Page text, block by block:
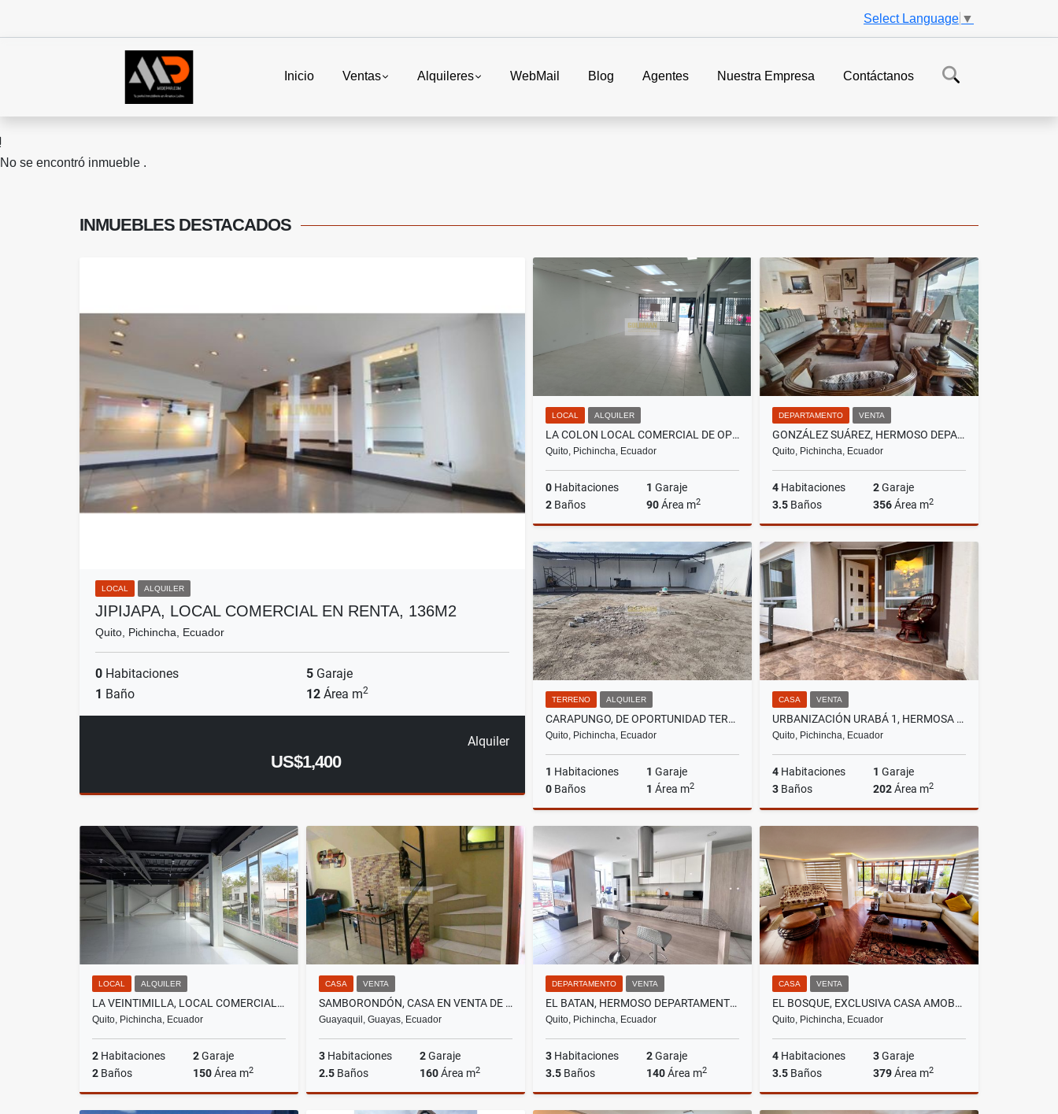
Select Language ▼
Inicio Ventas Alquileres WebMail Blog Agentes Nuestra Empresa Contáctanos
No se encontró inmueble .
INMUEBLES DESTACADOS
LOCAL ALQUILER
JIPIJAPA, LOCAL COMERCIAL EN RENTA, 136M2
Quito, Pichincha, Ecuador
0 Habitaciones 5 Garaje
1 Baño 12 Área m2
Alquiler
US$1,400
LOCAL ALQUILER
LA COLON LOCAL COMERCIAL DE OPORTUNIDAD EN RENTA, 90M2
Quito, Pichincha, Ecuador
0 Habitaciones 1 Garaje
2 Baños 90Área m2
Alquiler
US$900
DEPARTAMENTO VENTA
GONZÁLEZ SUÁREZ, HERMOSO DEPARTAMENTO EN VENTA, 356M2
Quito, Pichincha, Ecuador
4 Habitaciones 2Garaje
3.5 Baños 356Área m2
Venta
US$400,000
TERRENO ALQUILER
CARAPUNGO, DE OPORTUNIDAD TERRENO EN RENTA, 520M2
Quito, Pichincha, Ecuador
1 Habitaciones 1 Garaje
0 Baños 1 Área m2
Alquiler
CASA VENTA
URBANIZACIÓN URABÁ 1, HERMOSA CASA EN VENTA, 202.01M2
Quito, Pichincha, Ecuador
4 Habitaciones 1 Garaje
3 Baños 202Área m2
US$124,900
LOCAL ALQUILER
LA VEINTIMILLA, LOCAL COMERCIAL DUPLEX EN RENTA, 120M2, OPORTUNIDAD
Quito, Pichincha, Ecuador
2 Habitaciones 2Garaje
2 Baños 150Área m2
CASA VENTA
SAMBORONDÓN, CASA EN VENTA DE 220M2, 3 HABITACIONES
Guayaquil, Guayas, Ecuador
3 Habitaciones 2Garaje
2.5 Baños 160Área m2
DEPARTAMENTO VENTA
EL BATAN, HERMOSO DEPARTAMENTO AMOBLADO, 140M2, 3 HABITACIONES
Quito, Pichincha, Ecuador
3 Habitaciones 2Garaje
3.5 Baños 140Área m2
CASA VENTA
EL BOSQUE, EXCLUSIVA CASA AMOBLADA EN VENTA Y RENTA, 379M2
Quito, Pichincha, Ecuador
4 Habitaciones 3Garaje
3.5 Baños 379Área m2